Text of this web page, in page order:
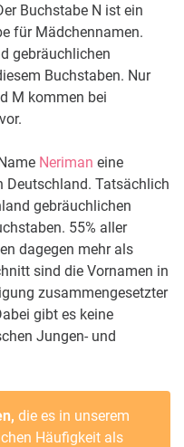
Buchstabe N ist ein
für Mädchennamen.
gebräuchlichen
Buchstaben. Nur
M kommen bei
Neriman eine
Deutschland. Tatsächlich
gebräuchlichen
55% aller
dagegen mehr als
sind die Vornamen in
zusammengesetzter
gibt es keine
Jungen- und
die es in unserem
Häufigkeit als